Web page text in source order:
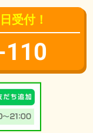
受付！